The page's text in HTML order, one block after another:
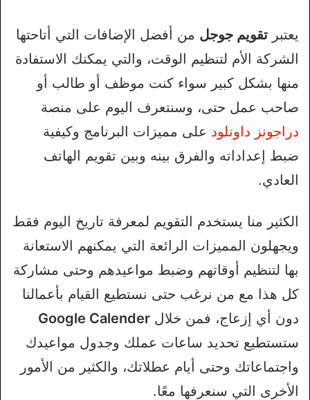
يعتبر تقويم جوجل من أفضل الإضافات التي أتاحتها
الشركة الأم لتنظيم الوقت، والتي يمكنك الاستفادة
منها بشكل كبير سواء كنت موظف أو طالب أو
صاحب عمل حتى، وسنتعرف اليوم على منصة
دراجونز داونلود على مميزات البرنامج وكيفية
ضبط إعداداته والفرق بينه وبين تقويم الهاتف
العادي.
الكثير منا يستخدم التقويم لمعرفة تاريخ اليوم فقط
ويجهلون المميزات الرائعة التي يمكنهم الاستعانة
بها لتنظيم أوقاتهم وضبط مواعيدهم وحتى مشاركة
كل هذا مع من نرغب حتى نستطيع القيام بأعمالنا
دون أي إزعاج، فمن خلال Google Calender
ستستطيع تحديد ساعات عملك وجدول مواعيدك
واجتماعاتك وحتى أيام عطلاتك، والكثير من الأمور
الأخرى التي سنعرفها معًا.